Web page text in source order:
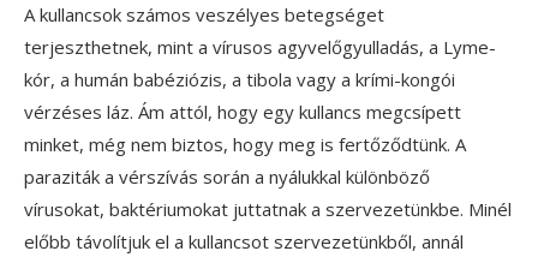
A kullancsok számos veszélyes betegséget
terjeszthetnek, mint a vírusos agyvelőgyulladás, a Lyme-
kór, a humán babéziózis, a tibola vagy a krími-kongói
vérzéses láz. Ám attól, hogy egy kullancs megcsípett
minket, még nem biztos, hogy meg is fertőződtünk. A
paraziták a vérszívás során a nyálukkal különböző
vírusokat, baktériumokat juttatnak a szervezetünkbe. Minél
előbb távolítjuk el a kullancsot szervezetünkből, annál